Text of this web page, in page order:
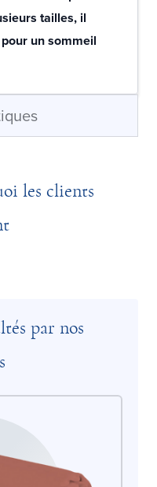
tailles, il
un sommeil
les clients
par nos